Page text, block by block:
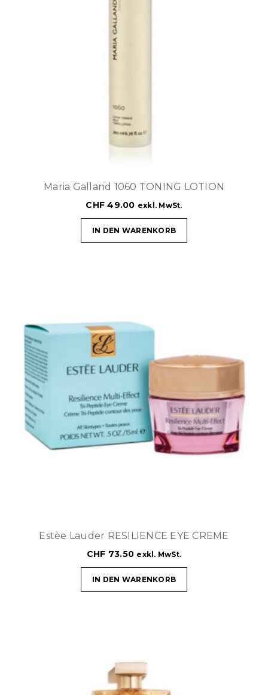
Maria Galland 1060 TONING LOTION
CHF 49.00 exkl. MwSt.
IN DEN WARENKORB
Estèe Lauder RESILIENCE EYE CREME
CHF 73.50 exkl. MwSt.
IN DEN WARENKORB